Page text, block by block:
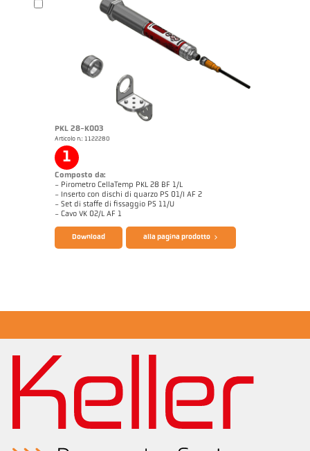
PKL 28-K003
Articolo n.: 1122280
1
Composto da:
- Pirometro CellaTemp PKL 28 BF 1/L
- Inserto con dischi di quarzo PS 01/I AF 2
- Set di staffe di fissaggio PS 11/U
- Cavo VK 02/L AF 1
Catalogo CellaTemp PK PKF PKL Questionario per pirometri ad infrarossi
Note applicativa CellaInduction
Download alla pagina prodotto